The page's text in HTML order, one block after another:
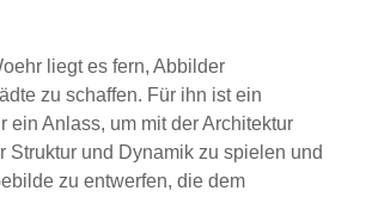
liegt es fern, Abbilder
zu schaffen. Für ihn ist ein
ein Anlass, um mit der Architektur
Struktur und Dynamik zu spielen und
zu entwerfen, die dem